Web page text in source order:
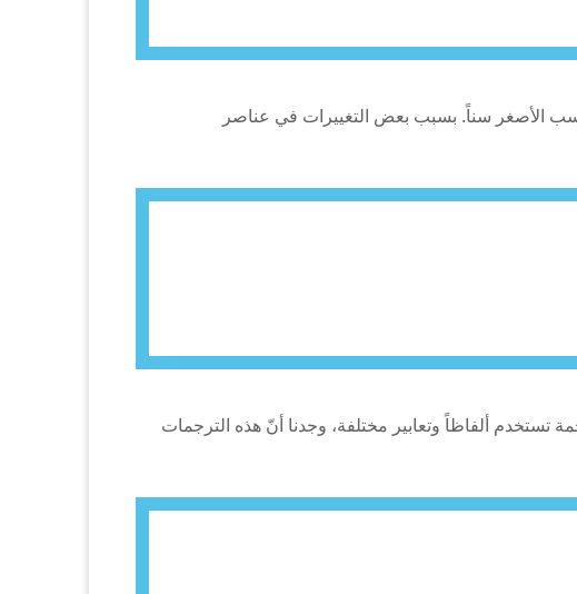
على الرغم من أنّ بعض الحلقات تُناسب الأصغر سناً. بسبب بعض التغييرات في عناصر
تستخدم ألفاظاً وتعابير مختلفة، وجدنا أنّ هذه الترجمات